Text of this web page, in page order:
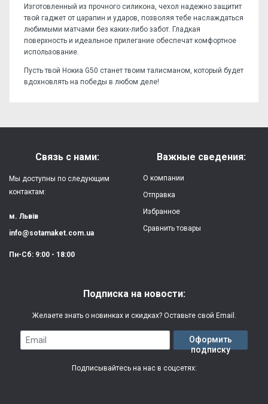
Изготовленный из прочного силикона, чехол надежно защитит
твой гаджет от царапин и ударов, позволяя тебе наслаждаться
любимыми матчами без каких-либо забот. Гладкая
поверхность и идеальное прилегание обеспечат комфортное
использование.
Пусть твой Нокиа G50 станет твоим талисманом, который будет
вдохновлять на победы в любом деле!
Защита:
от ударов,
Качество:
яркая, четкая
Особенности:
(влагостойкая, гибкая)
Гарантия: 3 месяца
Напишите отзыв или мнение
Связь с нами:
Мы доступны по следующим
контактам:
м. Львів
info@sotamaket.com.ua
Пн-Сб: 9:00 - 18:00
Важные сведения:
О компании
Отправка
Избранное
Сравнить товары
Подписка на новости:
Желаете знать о новинках и скидках? Оставьте свой Email.
Email
Оформить
подписку
Подписывайтесь на нас в соцсетях: